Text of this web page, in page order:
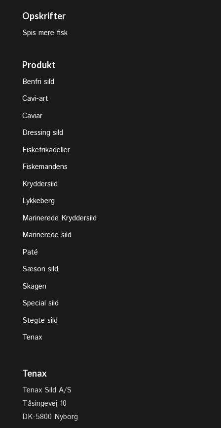
Opskrifter
Spis mere fisk
Produkt
Benfri sild
Cavi-art
Caviar
Dressing sild
Fiskefrikadeller
Fiskemandens
Kryddersild
Lykkeberg
Marinerede Kryddersild
Marinerede sild
Paté
Sæson sild
Skagen
Special sild
Stegte sild
Tenax
Tenax
Tenax Sild A/S
Tåsingevej 10
DK-5800 Nyborg